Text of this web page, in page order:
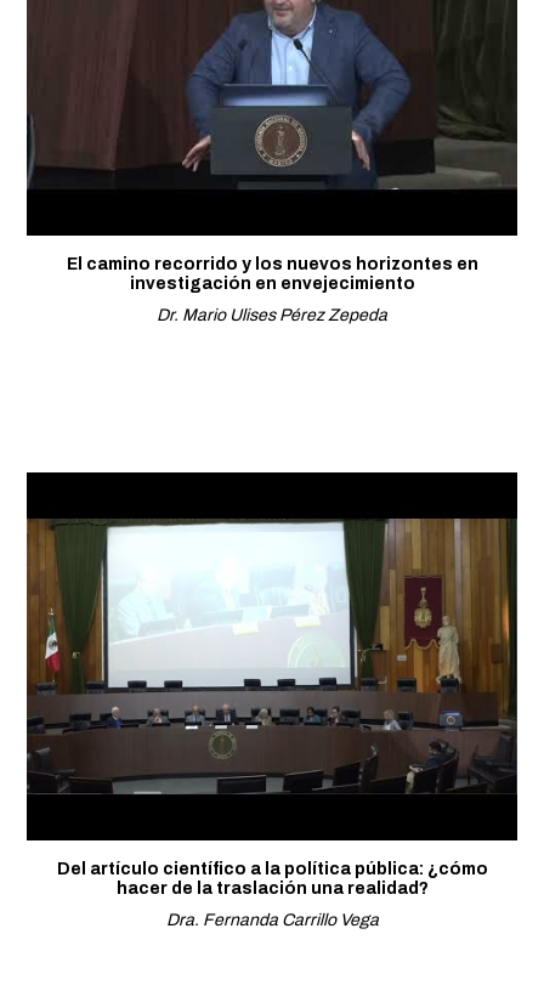
El camino recorrido y los nuevos horizontes en
investigación en envejecimiento
Dr. Mario Ulises Pérez Zepeda
Del artículo científico a la política pública: ¿cómo
hacer de la traslación una realidad?
Dra. Fernanda Carrillo Vega